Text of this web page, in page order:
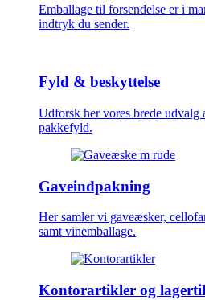
Emballage til forsendelse er i
indtryk du sender.
Fyld & beskyttelse
Udforsk her vores brede udvalg
pakkefyld.
Gaveindpakning
Her samler vi gaveæsker,
samt vinemballage.
Kontorartikler og